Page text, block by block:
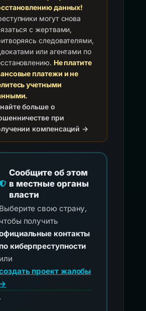
данных!
могут снова
с жертвами,
следователями,
или агентами по
Не платите
платежи и не
учетными
больше о
при
компенсаций →
Сообщите об этом
в местные органы
власти
Выберите свою страну,
чтобы получить
контакты
по киберпреступности
или
проект жалобы
→
.